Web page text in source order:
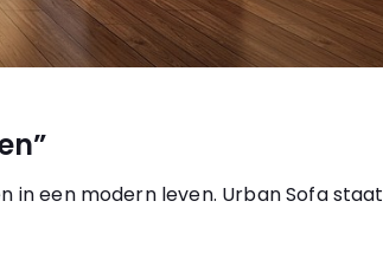
in een modern leven. Urban Sofa staat